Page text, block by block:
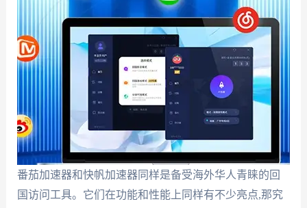
番茄加速器和快帆加速器同样是备受海外华人青睐的回
国访问工具。它们在功能和性能上同样有不少亮点,那究